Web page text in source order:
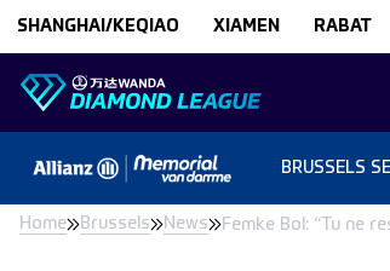
SHANGHAI/KEQIAO XIAMEN RABAT
BRUSSELS
Home Brussels News Femke Bol: “Tu ne